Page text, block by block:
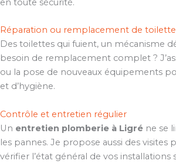
en toute sécurité.
Réparation ou remplacement de
Des toilettes qui fuient, un mécanisme
besoin de remplacement complet ?
ou la pose de nouveaux équipements
et d’hygiène.
Contrôle et entretien régulier
Un entretien plomberie à Ligré ne se
les pannes. Je propose aussi des visites
vérifier l’état général de vos installations